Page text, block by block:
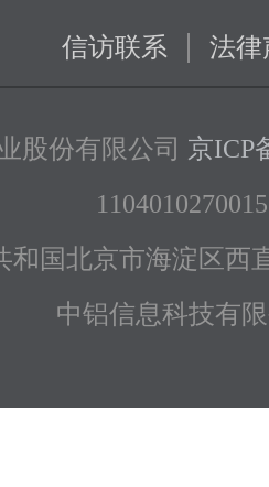
信访联系 | 法律
股份有限公司 京ICP
和国北京市海淀区西
中铝信息科技有